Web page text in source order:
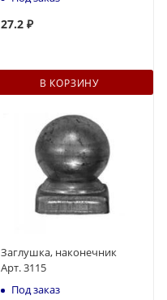
27.2 ₽
В КОРЗИНУ
Заглушка, наконечник
Арт. 3115
Под заказ